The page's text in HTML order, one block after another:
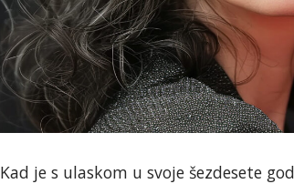
Kad je s ulaskom u svoje šezdesete